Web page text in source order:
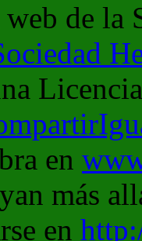
de la
en
más
en